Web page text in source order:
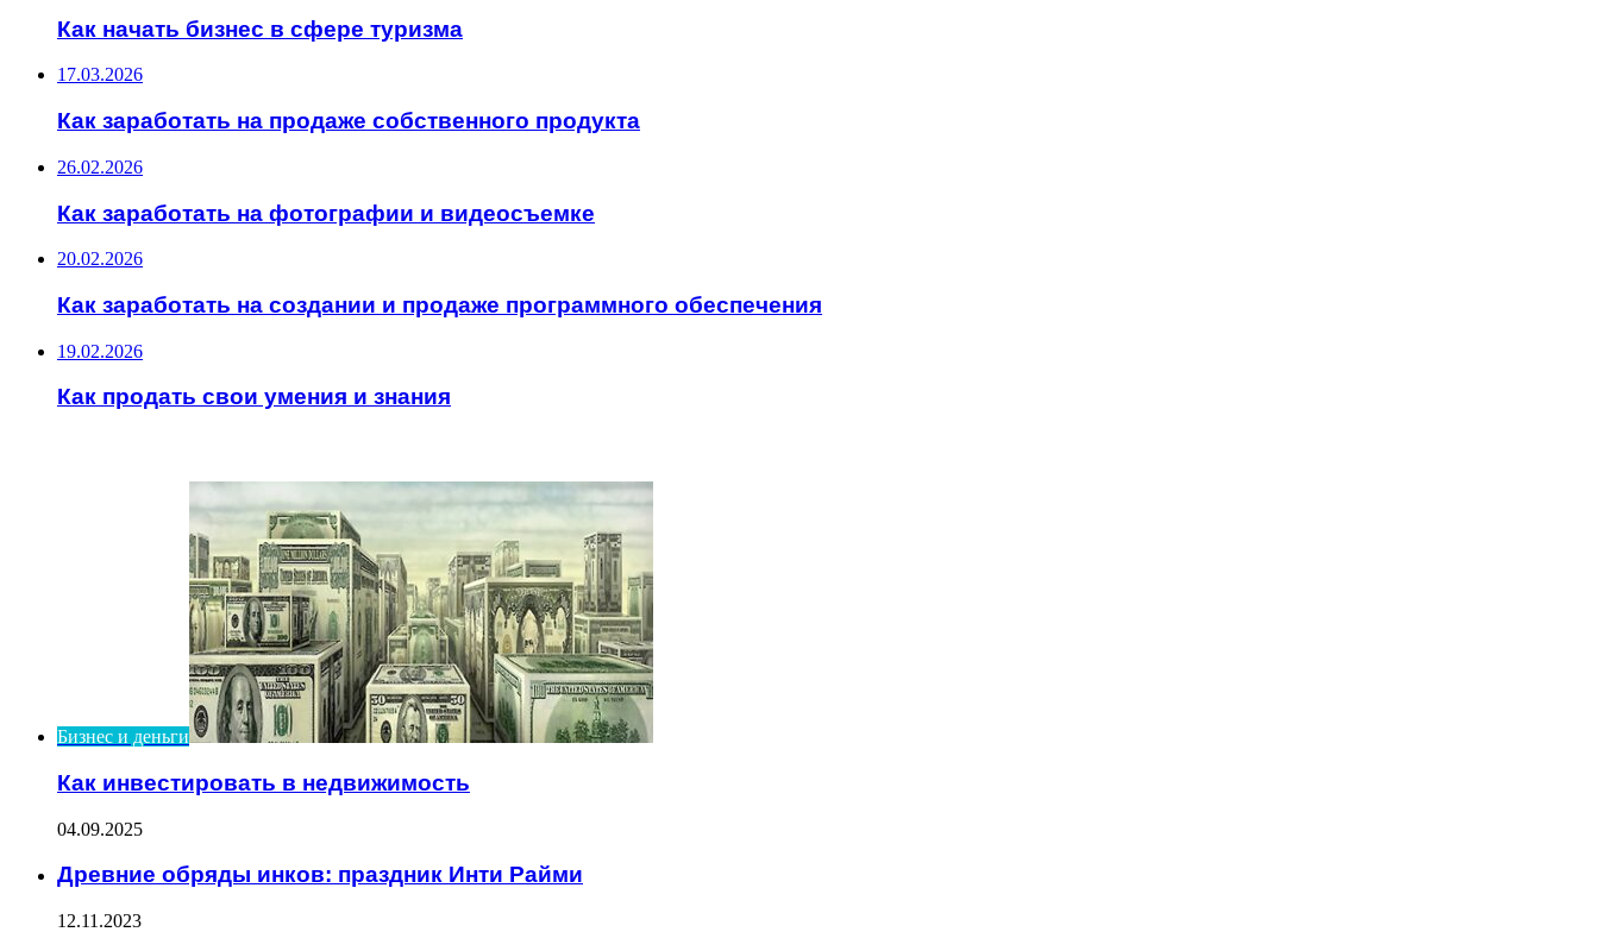
Как начать бизнес в сфере туризма
17.03.2026
Как заработать на продаже собственного продукта
26.02.2026
Как заработать на фотографии и видеосъемке
20.02.2026
Как заработать на создании и продаже программного обеспечения
19.02.2026
Как продать свои умения и знания
Бизнес и деньги
Как инвестировать в недвижимость
04.09.2025
Древние обряды инков: праздник Инти Райми
12.11.2023